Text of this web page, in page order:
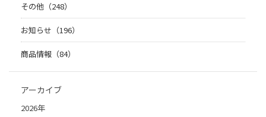
その他（248）
お知らせ（196）
商品情報（84）
アーカイブ
2026年